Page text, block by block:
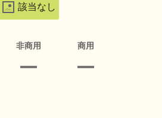
該当なし
非商用 商用